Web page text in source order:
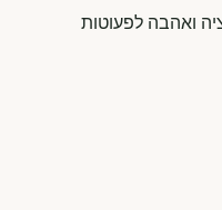
ואהבה לפעוטות